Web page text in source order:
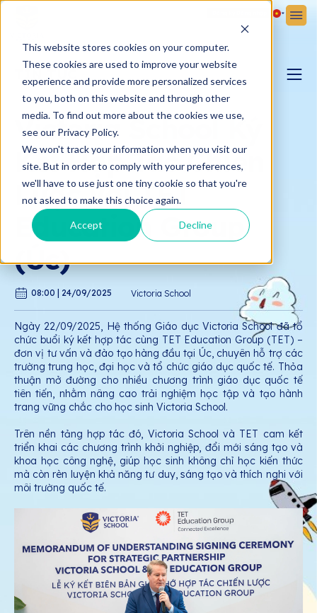
This website stores cookies on your computer.
These cookies are used to improve your website
experience and provide more personalized services
to you, both on this website and through other
media. To find out more about the cookies we use,
see our Privacy Policy.
We won't track your information when you visit our
site. But in order to comply with your preferences,
we'll have to use just one tiny cookie so that you're
not asked to make this choice again.
Accept Decline
TIN TỨC
BLOG YÊU CON
BẢN TIN VICTORIA
Victoria School Ký
Kết Hợp Tác Chiến
Lược với TET
Education Group
(Úc)
08:00 | 24/09/2025 Victoria School
Ngày 22/09/2025, Hệ thống Giáo dục Victoria School đã tổ
chức buổi ký kết hợp tác cùng TET Education Group (TET) –
đơn vị tư vấn và đào tạo hàng đầu tại Úc, chuyên hỗ trợ các
trường trung học, đại học và tổ chức giáo dục quốc tế. Thỏa
thuận mở đường cho nhiều chương trình giáo dục quốc tế
tiên tiến, nhằm nâng cao trải nghiệm học tập và tạo hành
trang vững chắc cho học sinh Victoria School.
Trên nền tảng hợp tác đó, Victoria School và TET cam kết
triển khai các chương trình khởi nghiệp, đổi mới sáng tạo và
khoa học công nghệ, giúp học sinh không chỉ học kiến thức
mà còn rèn luyện khả năng tư duy, sáng tạo và thích nghi với
môi trường quốc tế.